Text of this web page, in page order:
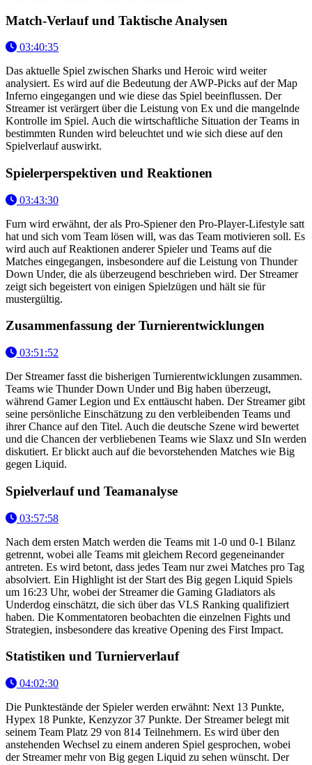
Match-Verlauf und Taktische Analysen
03:40:35
Das aktuelle Spiel zwischen Sharks und Heroic wird weiter
analysiert. Es wird auf die Bedeutung der AWP-Picks auf der Map
Inferno eingegangen und wie diese das Spiel beeinflussen. Der
Streamer ist verärgert über die Leistung von Ex und die mangelnde
Kontrolle im Spiel. Auch die wirtschaftliche Situation der Teams in
bestimmten Runden wird beleuchtet und wie sich diese auf den
Spielverlauf auswirkt.
Spielerperspektiven und Reaktionen
03:43:30
Furn wird erwähnt, der als Pro-Spiener den Pro-Player-Lifestyle satt
hat und sich vom Team lösen will, was das Team motivieren soll. Es
wird auch auf Reaktionen anderer Spieler und Teams auf die
Matches eingegangen, insbesondere auf die Leistung von Thunder
Down Under, die als überzeugend beschrieben wird. Der Streamer
zeigt sich begeistert von einigen Spielzügen und hält sie für
mustergültig.
Zusammenfassung der Turnierentwicklungen
03:51:52
Der Streamer fasst die bisherigen Turnierentwicklungen zusammen.
Teams wie Thunder Down Under und Big haben überzeugt,
während Gamer Legion und Ex enttäuscht haben. Der Streamer gibt
seine persönliche Einschätzung zu den verbleibenden Teams und
ihrer Chance auf den Titel. Auch die deutsche Szene wird bewertet
und die Chancen der verbliebenen Teams wie Slaxz und SIn werden
diskutiert. Er blickt auch auf die bevorstehenden Matches wie Big
gegen Liquid.
Spielverlauf und Teamanalyse
03:57:58
Nach dem ersten Match werden die Teams mit 1-0 und 0-1 Bilanz
getrennt, wobei alle Teams mit gleichem Record gegeneinander
antreten. Es wird betont, dass jedes Team nur zwei Matches pro Tag
absolviert. Ein Highlight ist der Start des Big gegen Liquid Spiels
um 16:23 Uhr, wobei der Streamer die Gaming Gladiators als
Underdog einschätzt, die sich über das VLS Ranking qualifiziert
haben. Die Kommentatoren beobachten die einzelnen Fights und
Strategien, insbesondere das kreative Opening des First Impact.
Statistiken und Turnierverlauf
04:02:30
Die Punktestände der Spieler werden erwähnt: Next 13 Punkte,
Hypex 18 Punkte, Kenzyzor 37 Punkte. Der Streamer belegt mit
seinem Team Platz 29 von 814 Teilnehmern. Es wird über den
anstehenden Wechsel zu einem anderen Spiel gesprochen, wobei
der Streamer mehr von Big gegen Liquid zu sehen wünscht. Der